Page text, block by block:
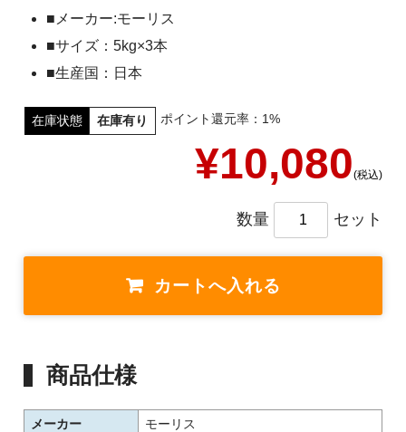
■メーカー:モーリス
■サイズ：5kg×3本
■生産国：日本
在庫状態 在庫有り ポイント還元率：1%
¥10,080(税込)
数量 セット
商品仕様
メーカー モーリス